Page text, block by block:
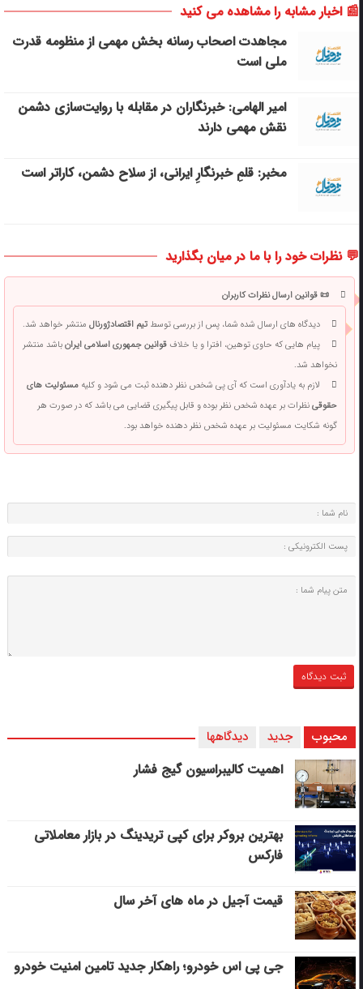
📰 اخبار مشابه را مشاهده می کنید
مجاهدت اصحاب رسانه بخش مهمی از منظومه قدرت
ملی است
امیر الهامی: خبرنگاران در مقابله با روایت‌سازی دشمن
نقش مهمی دارند
مخبر: قلمِ خبرنگارِ ایرانی، از سلاح دشمن، کاراتر است
💬 نظرات خود را با ما در میان بگذارید
📜 قوانین ارسال نظرات کاربران
دیدگاه های ارسال شده شما، پس از بررسی توسطتیم اقتصادژورنالمنتشر خواهد شد.
پیام هایی که حاوی توهین، افترا و یا خلافقوانین جمهوری اسلامی ایرانباشد منتشر
نخواهد شد.
لازم به یادآوری است که آی پی شخص نظر دهنده ثبت می شود و کلیهمسئولیت های
حقوقینظرات بر عهده شخص نظر بوده و قابل پیگیری قضایی می باشد که در صورت هر
گونه شکایت مسئولیت بر عهده شخص نظر دهنده خواهد بود.
محبوب جدید دیدگاهها
اهمیت کالیبراسیون گیج فشار
بهترین بروکر برای کپی‌ تریدینگ در بازار معاملاتی
فارکس
قیمت آجیل در ماه های آخر سال
جی پی اس خودرو؛ راهکار جدید تامین امنیت خودرو